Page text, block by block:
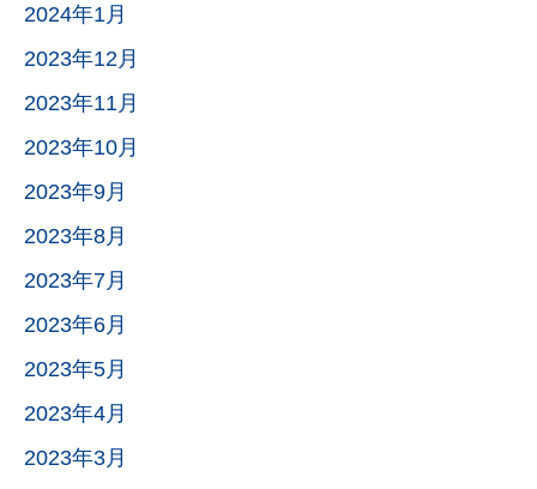
2024年1月
2023年12月
2023年11月
2023年10月
2023年9月
2023年8月
2023年7月
2023年6月
2023年5月
2023年4月
2023年3月